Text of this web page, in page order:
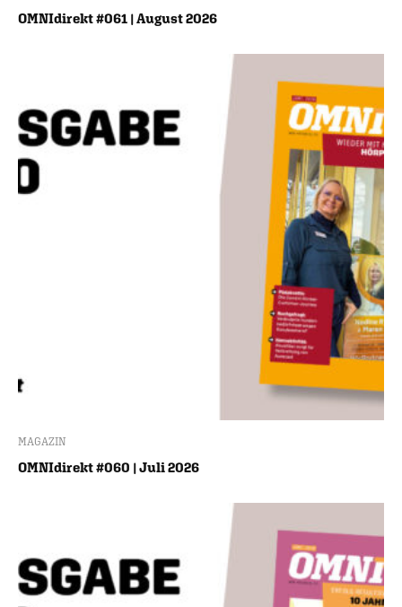
OMNIdirekt #061 | August 2026
MAGAZIN
OMNIdirekt #060 | Juli 2026